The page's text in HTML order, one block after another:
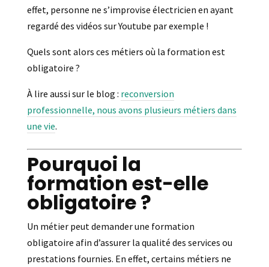
effet, personne ne s’improvise électricien en ayant
regardé des vidéos sur Youtube par exemple !
Quels sont alors ces métiers où la formation est
obligatoire ?
À lire aussi sur le blog : reconversion
professionnelle, nous avons plusieurs métiers dans
une vie.
Pourquoi la
formation est-elle
obligatoire ?
Un métier peut demander une formation
obligatoire afin d’assurer la qualité des services ou
prestations fournies. En effet, certains métiers ne